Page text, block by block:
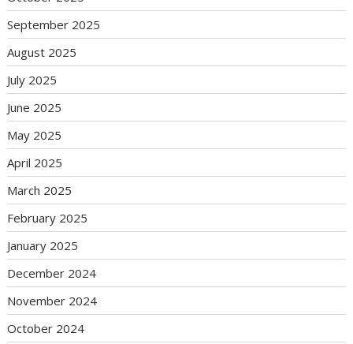
September 2025
August 2025
July 2025
June 2025
May 2025
April 2025
March 2025
February 2025
January 2025
December 2024
November 2024
October 2024